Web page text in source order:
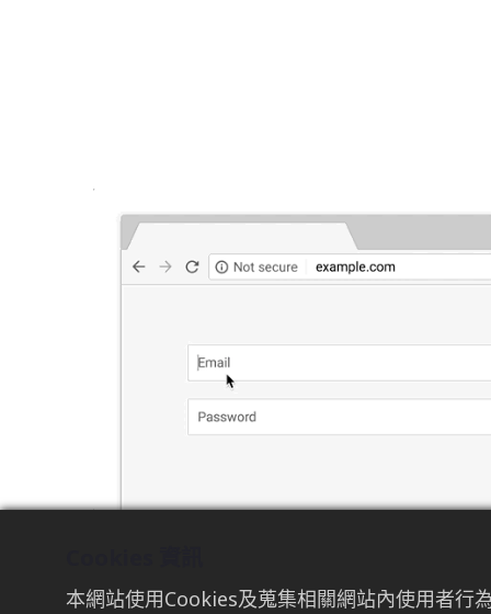
本網站使用Cookies及蒐集相關網站內使用者行